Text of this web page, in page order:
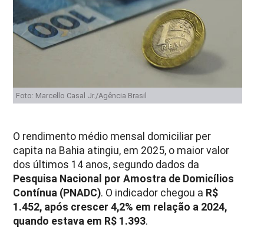
Foto: Marcello Casal Jr./Agência Brasil
O rendimento médio mensal domiciliar per
capita na Bahia atingiu, em 2025, o maior valor
dos últimos 14 anos, segundo dados da
Pesquisa Nacional por Amostra de Domicílios
Contínua (PNADC). O indicador chegou a R$
1.452, após crescer 4,2% em relação a 2024,
quando estava em R$ 1.393.